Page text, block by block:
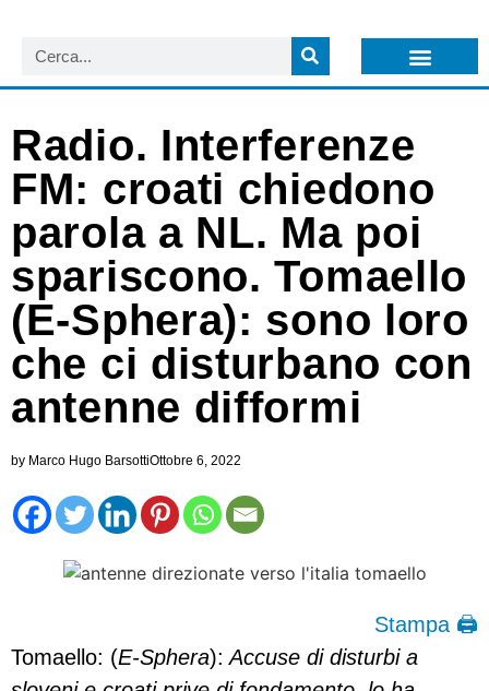
Radio. Interferenze
FM: croati chiedono
parola a NL. Ma poi
spariscono. Tomaello
(E-Sphera): sono loro
che ci disturbano con
antenne difformi
by Marco Hugo BarsottiOttobre 6, 2022
Stampa 🖨
Tomaello: (E-Sphera): Accuse di disturbi a